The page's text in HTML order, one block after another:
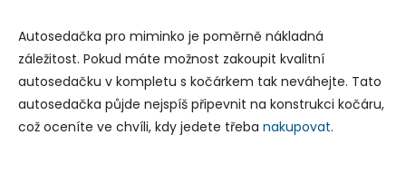
Autosedačka pro miminko je poměrně nákladná
záležitost. Pokud máte možnost zakoupit kvalitní
autosedačku v kompletu s kočárkem tak neváhejte. Tato
autosedačka půjde nejspíš připevnit na konstrukci kočáru,
což oceníte ve chvíli, kdy jedete třeba nakupovat.